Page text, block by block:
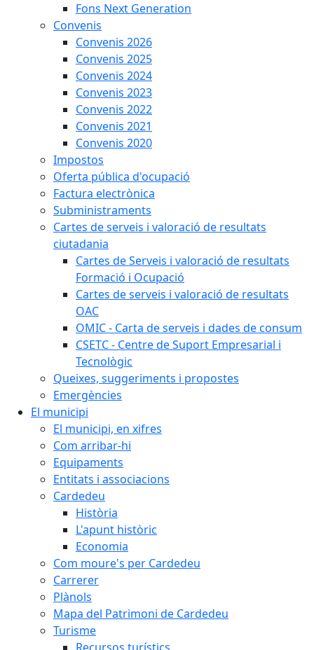
Fons Next Generation
Convenis
Convenis 2026
Convenis 2025
Convenis 2024
Convenis 2023
Convenis 2022
Convenis 2021
Convenis 2020
Impostos
Oferta pública d'ocupació
Factura electrònica
Subministraments
Cartes de serveis i valoració de resultats
ciutadania
Cartes de Serveis i valoració de resultats
Formació i Ocupació
Cartes de serveis i valoració de resultats
OAC
OMIC - Carta de serveis i dades de consum
CSETC - Centre de Suport Empresarial i
Tecnològic
Queixes, suggeriments i propostes
Emergències
El municipi
El municipi, en xifres
Com arribar-hi
Equipaments
Entitats i associacions
Cardedeu
Història
L'apunt històric
Economia
Com moure's per Cardedeu
Carrerer
Plànols
Mapa del Patrimoni de Cardedeu
Turisme